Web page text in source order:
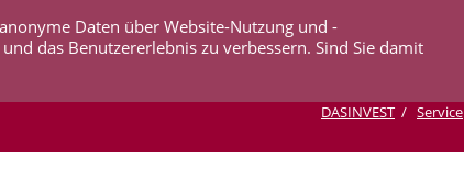
Daten über Website-Nutzung und -
das Benutzererlebnis zu verbessern. Sind Sie damit
SERVICE KOOPERATION
DASINVEST Service